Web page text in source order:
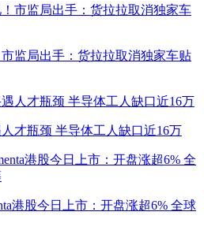
监局出手：货拉拉取消独家车贴
才瓶颈 半导体工人缺口近16万
港股今日上市：开盘涨超6% 全球